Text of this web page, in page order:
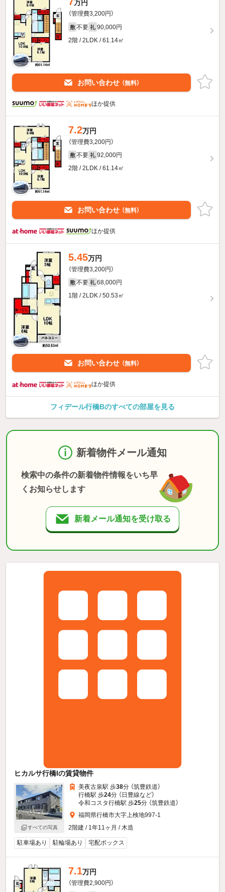
万円
（管理費3,200円）
敷 不要 礼 90,000円
2階 / 2LDK / 61.14㎡
お問い合わせ （無料）
ほか提供
7.2万円
（管理費3,200円）
敷 不要 礼 92,000円
2階 / 2LDK / 61.14㎡
お問い合わせ （無料）
ほか提供
5.45万円
（管理費3,200円）
敷 不要 礼 68,000円
1階 / 2LDK / 50.53㎡
お問い合わせ （無料）
ほか提供
フィデール行橋Bのすべての部屋を見る
新着物件メール通知
検索中の条件の新着物件情報をいち早
くお知らせします
新着メール通知を受け取る
ヒカルサ行橋Iの賃貸物件
すべての写真
美夜古泉駅 歩38分 （筑豊鉄道）
行橋駅 歩24分 （日豊線など）
令和コスタ行橋駅 歩25分 （筑豊鉄道）
福岡県行橋市大字上検地997-1
2階建 / 1年11ヶ月 / 木造
駐車場あり 駐輪場あり 宅配ボックス
7.1万円
（管理費2,900円）